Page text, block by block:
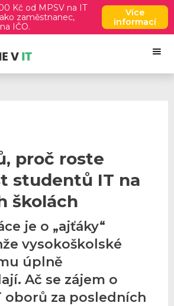
Kč od MPSV na IT
zaměstnanec,
IČO.
Více
informací
proč roste
studentů IT na
školách
je o „ajťáky“
vysokoškolské
úplně
Ač se zájem o
oborů za posledních